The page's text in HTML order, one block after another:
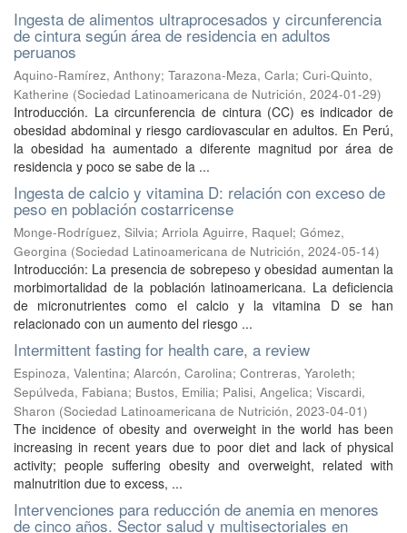
Ingesta de alimentos ultraprocesados y circunferencia
de cintura según área de residencia en adultos
peruanos
Aquino-Ramírez, Anthony; Tarazona-Meza, Carla; Curi-Quinto,
Katherine (Sociedad Latinoamericana de Nutrición, 2024-01-29)
Introducción. La circunferencia de cintura (CC) es indicador de
obesidad abdominal y riesgo cardiovascular en adultos. En Perú,
la obesidad ha aumentado a diferente magnitud por área de
residencia y poco se sabe de la ...
Ingesta de calcio y vitamina D: relación con exceso de
peso en población costarricense
Monge-Rodríguez, Silvia; Arriola Aguirre, Raquel; Gómez,
Georgina (Sociedad Latinoamericana de Nutrición, 2024-05-14)
Introducción: La presencia de sobrepeso y obesidad aumentan la
morbimortalidad de la población latinoamericana. La deficiencia
de micronutrientes como el calcio y la vitamina D se han
relacionado con un aumento del riesgo ...
Intermittent fasting for health care, a review
Espinoza, Valentina; Alarcón, Carolina; Contreras, Yaroleth;
Sepúlveda, Fabiana; Bustos, Emilia; Palisi, Angelica; Viscardi,
Sharon (Sociedad Latinoamericana de Nutrición, 2023-04-01)
The incidence of obesity and overweight in the world has been
increasing in recent years due to poor diet and lack of physical
activity; people suffering obesity and overweight, related with
malnutrition due to excess, ...
Intervenciones para reducción de anemia en menores
de cinco años. Sector salud y multisectoriales en